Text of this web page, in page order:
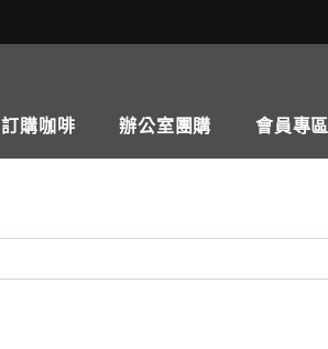
訂購咖啡 辦公室團購 會員專區